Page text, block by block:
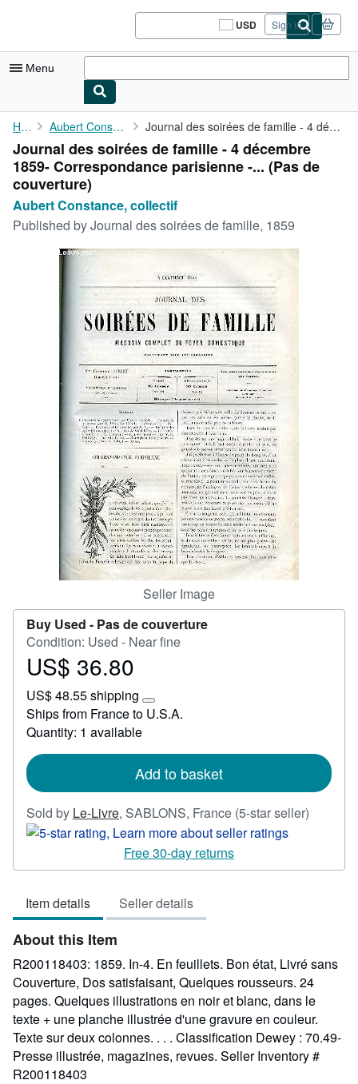
USD
Site
shopping
Sign in
Menu
My Account
My Purchases
Sign Off
Advanced Search
Browse Collections
Rare Books
Art & Collectibles
CLOSE
Home Aubert Constance, collectif Journal des soirées de famille - 4 décembre 1859- Correspondance...
Journal des soirées de famille - 4 décembre
1859- Correspondance parisienne -... (Pas de
couverture)
Aubert Constance, collectif
Published byJournal des soirées de famille, 1859
Seller Image
Buy Used - Pas de couverture
Condition: Used - Near fine
Price
36.80
US$ 36.80
US$ 48.55 shipping
Learn
more
rates
Ships from France to U.S.A.
Quantity: 1 available
Add to basket
Sold by Le-Livre, SABLONS, France (5-star seller)
out
Free 30-day returns
Item details Seller details
About this Item
R200118403: 1859. In-4. En feuillets. Bon état, Livré sans
Couverture, Dos satisfaisant, Quelques rousseurs. 24
pages. Quelques illustrations en noir et blanc, dans le
texte + une planche illustrée d'une gravure en couleur.
Texte sur deux colonnes. . . . Classification Dewey : 70.49-
Presse illustrée, magazines, revues. Seller Inventory #
R200118403